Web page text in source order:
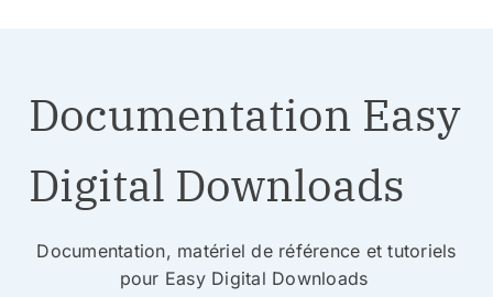
Documentation Easy
Digital Downloads
Documentation, matériel de référence et tutoriels
pour Easy Digital Downloads